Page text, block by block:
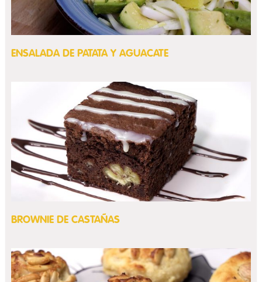
ENSALADA DE PATATA Y AGUACATE
BROWNIE DE CASTAÑAS